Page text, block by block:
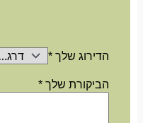
הדירוג שלך*
הביקורת שלך*